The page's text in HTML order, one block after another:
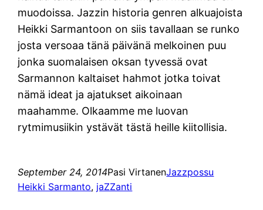
muodoissa. Jazzin historia genren alkuajoista
Heikki Sarmantoon on siis tavallaan se runko
josta versoaa tänä päivänä melkoinen puu
jonka suomalaisen oksan tyvessä ovat
Sarmannon kaltaiset hahmot jotka toivat
nämä ideat ja ajatukset aikoinaan
maahamme. Olkaamme me luovan
rytmimusiikin ystävät tästä heille kiitollisia.
September 24, 2014Pasi VirtanenJazzpossu
Heikki Sarmanto, jaZZanti